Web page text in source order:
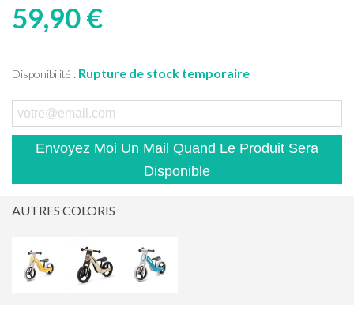
59,90 €
Disponibilité : Rupture de stock temporaire
Envoyez Moi Un Mail Quand Le Produit Sera
Disponible
AUTRES COLORIS